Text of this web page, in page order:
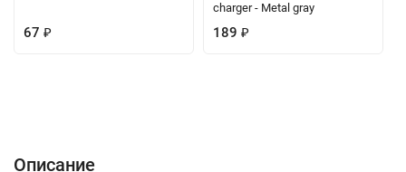
67 ₽
charger - Metal gray
189 ₽
Описание